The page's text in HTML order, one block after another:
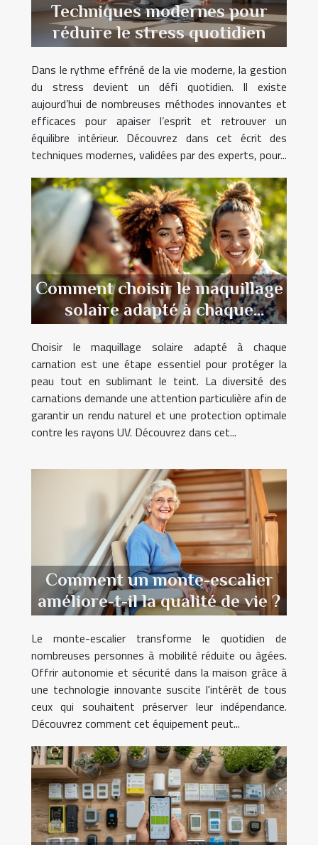
Techniques modernes pour
réduire le stress quotidien
Dans le rythme effréné de la vie moderne, la gestion
du stress devient un défi quotidien. Il existe
aujourd’hui de nombreuses méthodes innovantes et
efficaces pour apaiser l’esprit et retrouver un
équilibre intérieur. Découvrez dans cet écrit des
techniques modernes, validées par des experts, pour...
Comment choisir le maquillage
solaire adapté à chaque
carnation ?
Choisir le maquillage solaire adapté à chaque
carnation est une étape essentiel pour protéger la
peau tout en sublimant le teint. La diversité des
carnations demande une attention particulière afin de
garantir un rendu naturel et une protection optimale
contre les rayons UV. Découvrez dans cet...
Comment un monte-escalier
améliore-t-il la qualité de vie ?
Le monte-escalier transforme le quotidien de
nombreuses personnes à mobilité réduite ou âgées.
Offrir autonomie et sécurité dans la maison grâce à
une technologie innovante suscite l'intérêt de tous
ceux qui souhaitent préserver leur indépendance.
Découvrez comment cet équipement peut...